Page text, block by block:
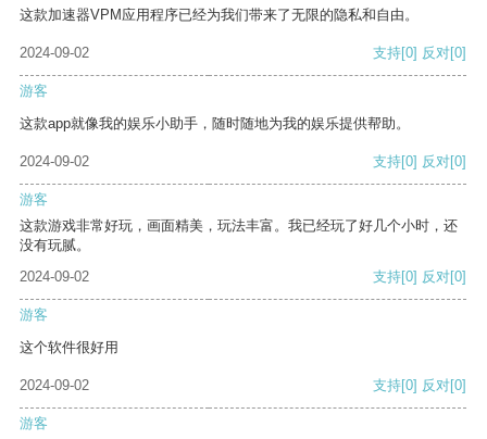
这款加速器VPM应用程序已经为我们带来了无限的隐私和自由。
2024-09-02 支持[0] 反对[0]
游客
这款app就像我的娱乐小助手，随时随地为我的娱乐提供帮助。
2024-09-02 支持[0] 反对[0]
游客
这款游戏非常好玩，画面精美，玩法丰富。我已经玩了好几个小时，还
没有玩腻。
2024-09-02
支持[0] 反对[0]
游客
这个软件很好用
2024-09-02 支持[0] 反对[0]
游客